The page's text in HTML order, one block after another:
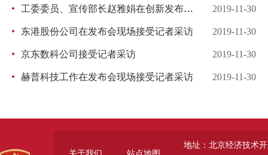
工委委员、宣传部长赵雅娟在创新发布会现场与企业代表进行交流 2019-11-30
东港股份公司在发布会现场接受记者采访 2019-11-30
京东数科公司接受记者采访 2019-11-30
赫普科技工作在发布会现场接受记者采访 2019-11-30
地址：北京经济技术